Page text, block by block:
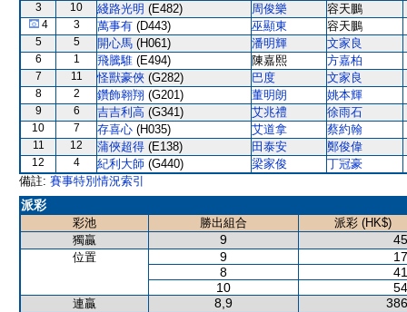
3 10 綫路光明 (E482) 周俊樂 容天鵬
4 3 萬事有 (D443) 巫顯東 容天鵬
5 5 開心馬 (H061) 潘明輝 文家良
6 1 飛騰騅 (E494) 陳嘉熙 方嘉柏
7 11 怪獸豪俠 (G282) 巴度 文家良
8 2 鑽飾翱翔 (G201) 董明朗 姚本輝
9 6 吉吉利高 (G341) 艾兆禮 徐雨石
10 7 存喜心 (H035) 艾道拿 蔡約翰
11 12 蒲俠超得 (E138) 田泰安 鄭俊偉
12 4 紀利大師 (G440) 梁家俊
丁冠豪
備註: 賽事特別情況索引
派彩
彩池 勝出組合
派彩 (HK$)
獨贏
9
位置 9
8
10
連贏 8,9